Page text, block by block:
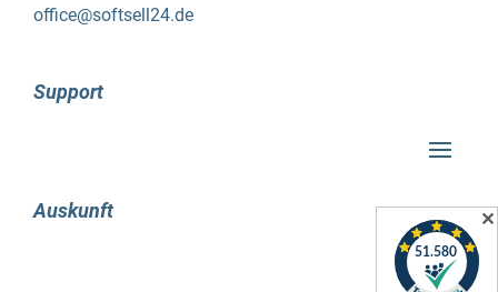
office@softsell24.de
Support
Auskunft ✕